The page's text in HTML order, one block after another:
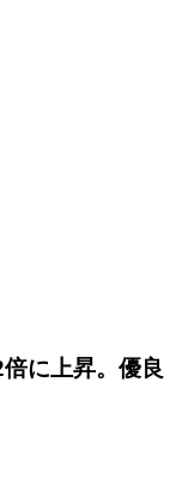
に上昇。優良